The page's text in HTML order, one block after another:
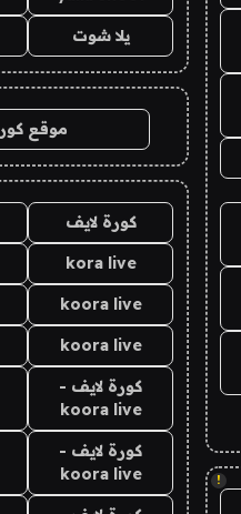
!
يلا شوت
موقع
كورة لايف
kora live
koora live
koora live
كورة لايف -
koora live
كورة لايف -
koora live